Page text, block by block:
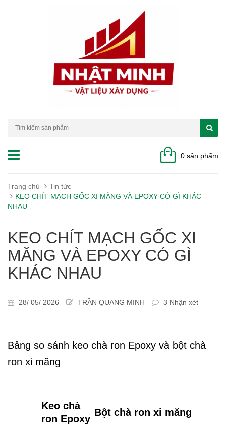
0 sản phẩm
Trang chủ
Tin tức
KEO CHÍT MẠCH GỐC XI MĂNG VÀ EPOXY CÓ GÌ KHÁC
NHAU
KEO CHÍT MẠCH GỐC XI
MĂNG VÀ EPOXY CÓ GÌ
KHÁC NHAU
28/ 05/ 2026 TRẦN QUANG MINH 3 Nhận xét
Bảng so sánh keo chà ron Epoxy và bột chà
ron xi măng
Keo chà
ron Epoxy
Bột chà ron xi măng